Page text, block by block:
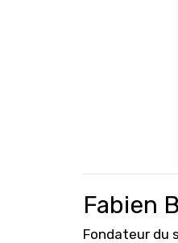
Fabien
Fondateur du